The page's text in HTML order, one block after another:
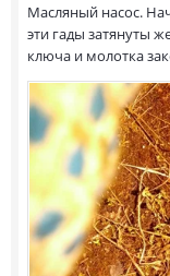
Масляный насос.
эти гады затянуты
ключа и молотка